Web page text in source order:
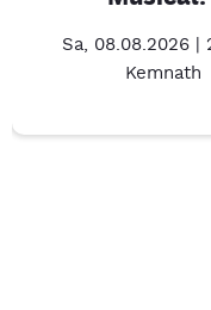
Sa, 08.08.2026 |
Kemnath